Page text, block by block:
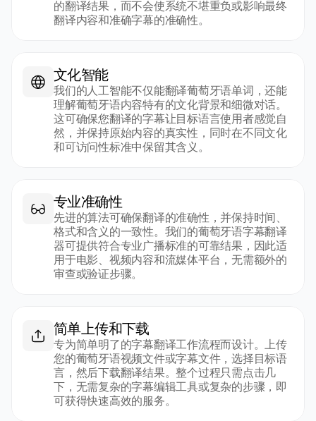
的翻译结果，而不会使系统不堪重负或影响最终
翻译内容和准确字幕的准确性。
文化智能
我们的人工智能不仅能翻译葡萄牙语单词，还能
理解葡萄牙语内容特有的文化背景和细微对话。
这可确保您翻译的字幕让目标语言使用者感觉自
然，并保持原始内容的真实性，同时在不同文化
和可访问性标准中保留其含义。
专业准确性
先进的算法可确保翻译的准确性，并保持时间、
格式和含义的一致性。我们的葡萄牙语字幕翻译
器可提供符合专业广播标准的可靠结果，因此适
用于电影、视频内容和流媒体平台，无需额外的
审查或验证步骤。
简单上传和下载
专为简单明了的字幕翻译工作流程而设计。上传
您的葡萄牙语视频文件或字幕文件，选择目标语
言，然后下载翻译结果。整个过程只需点击几
下，无需复杂的字幕编辑工具或复杂的步骤，即
可获得快速高效的服务。